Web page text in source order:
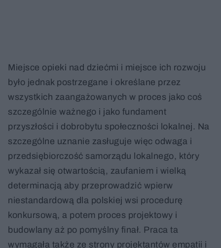
Miejsce opieki nad dziećmi i miejsce ich rozwoju
było jednak postrzegane i określane przez
wszystkich zaangażowanych w proces jako coś
szczególnie ważnego i jako fundament
przyszłości i dobrobytu społeczności lokalnej. Na
szczególne uznanie zasługuje więc odwaga i
przedsiębiorczość samorządu lokalnego, który
wykazał się otwartością, zaufaniem i wielką
determinacją aby przeprowadzić wpierw
niestandardową dla polskiej wsi procedurę
konkursową, a potem proces projektowy i
budowlany aż po pomyślny finał. Praca ta
wymagała także ze strony projektantów empatii i